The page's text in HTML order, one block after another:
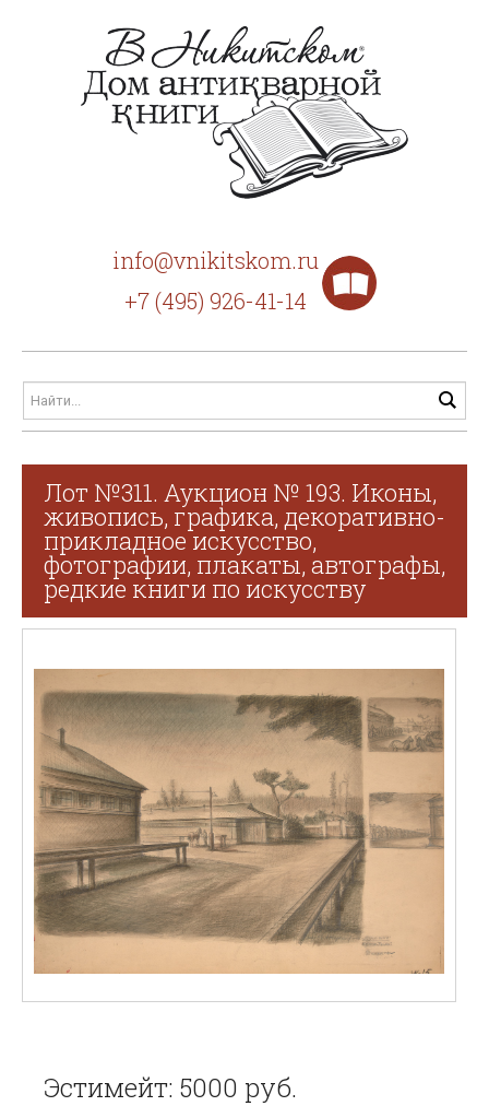
info@vnikitskom.ru
+7 (495) 926-41-14
Лот №311. Аукцион № 193. Иконы,
живопись, графика, декоративно-
прикладное искусство,
фотографии, плакаты, автографы,
редкие книги по искусству
Эстимейт: 5000 руб.